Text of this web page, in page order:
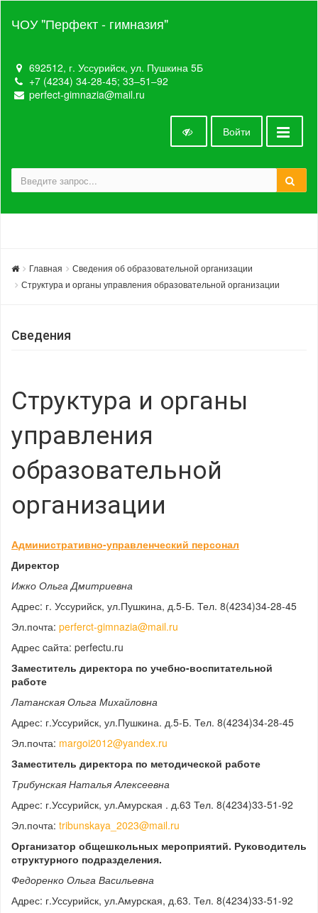
ЧОУ "Перфект - гимназия"
692512, г. Уссурийск, ул. Пушкина 5Б
+7 (4234) 34-28-45; 33‒51‒92
perfect-gimnazia@mail.ru
Войти
Главная
Сведения об образовательной организации
Структура и органы управления образовательной организации
Сведения
Структура и органы
управления
образовательной
организации
Административно-управленческий персонал
Директор
Ижко Ольга Дмитриевна
Адрес: г. Уссурийск, ул.Пушкина, д.5-Б. Тел. 8(4234)34-28-45
Эл.почта: perferct-gimnazia@mail.ru
Адрес cайта: perfectu.ru
Заместитель директора по учебно-воспитательной
работе
Латанская Ольга Михайловна
Адрес: г.Уссурийск, ул.Пушкина. д.5-Б. Тел. 8(4234)34-28-45
Эл.почта: margoi2012@yandex.ru
Заместитель директора по методической работе
Трибунская Наталья Алексеевна
Адрес: г.Уссурийск, ул.Амурская . д.63 Тел. 8(4234)33-51-92
Эл.почта: tribunskaya_2023@mail.ru
Организатор общешкольных мероприятий. Руководитель
структурного подразделения.
Федоренко Ольга Васильевна
Адрес: г.Уссурийск, ул.Амурская, д.63. Тел. 8(4234)33-51-92